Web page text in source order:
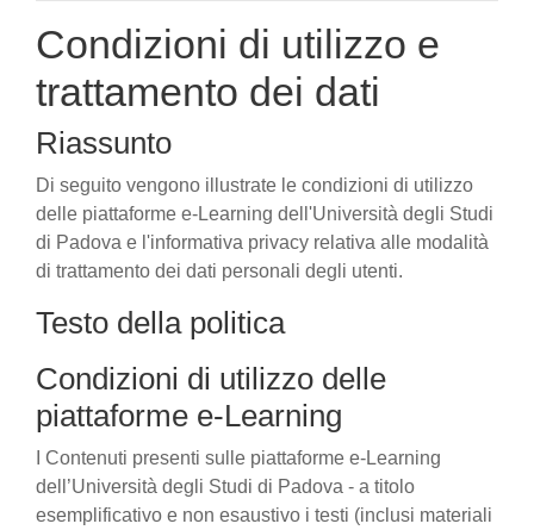
Condizioni di utilizzo e
trattamento dei dati
Riassunto
Di seguito vengono illustrate le condizioni di utilizzo
delle piattaforme e-Learning dell'Università degli Studi
di Padova e l'informativa privacy relativa alle modalità
di trattamento dei dati personali degli utenti.
Testo della politica
Condizioni di utilizzo delle
piattaforme e-Learning
I Contenuti presenti sulle piattaforme e-Learning
dell’Università degli Studi di Padova - a titolo
esemplificativo e non esaustivo i testi (inclusi materiali